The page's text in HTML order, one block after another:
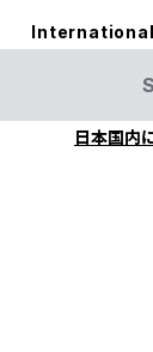
日本国内